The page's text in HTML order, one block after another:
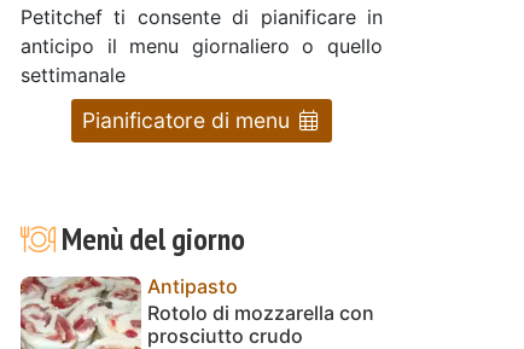
Petitchef ti consente di pianificare in
anticipo il menu giornaliero o quello
settimanale
Pianificatore di menu
Menù del giorno
Antipasto
Rotolo di mozzarella con
prosciutto crudo